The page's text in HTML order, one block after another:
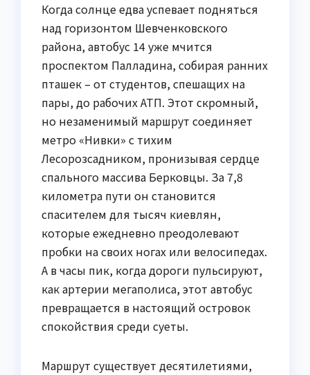
Когда солнце едва успевает подняться
над горизонтом Шевченковского
района, автобус 14 уже мчится
проспектом Палладина, собирая ранних
пташек – от студентов, спешащих на
пары, до рабочих АТП. Этот скромный,
но незаменимый маршрут соединяет
метро «Нивки» с тихим
Лесорозсадником, пронизывая сердце
спального массива Берковцы. За 7,8
километра пути он становится
спасителем для тысяч киевлян,
которые ежедневно преодолевают
пробки на своих ногах или велосипедах.
А в часы пик, когда дороги пульсируют,
как артерии мегаполиса, этот автобус
превращается в настоящий островок
спокойствия среди суеты.
Маршрут существует десятилетиями,